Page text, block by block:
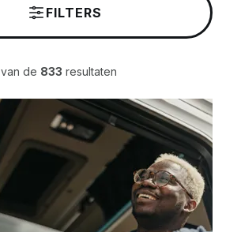
FILTERS
van de 833 resultaten